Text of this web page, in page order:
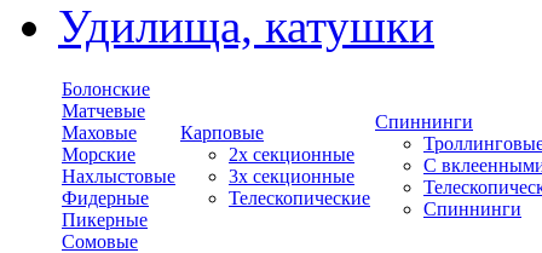
Удилища, катушки
Болонские
Матчевые
Маховые
Морские
Нахлыстовые
Фидерные
Пикерные
Сомовые
Карповые
2х секционные
3х секционные
Телескопические
Спиннинги
С
Спиннинги